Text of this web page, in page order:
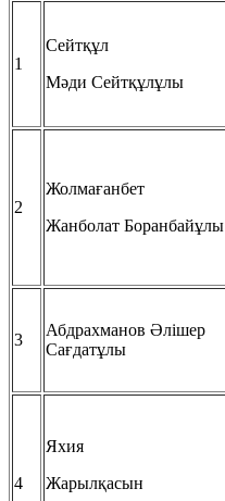
1
Сейтқұл
Мәди Сейтқұлұлы
2
Жолмағанбет
Жанболат Боранбайұлы
3
Абдрахманов Әлішер
Сағдатұлы
4
Яхия
Жарылқасын